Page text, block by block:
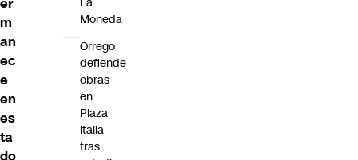
m
an
ec
e
en
es
ta
do
Moneda
Orrego
defiende
obras
en
Plaza
Italia
tras